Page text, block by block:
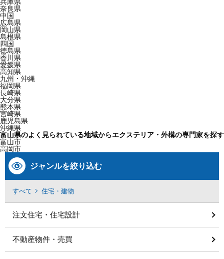
奈良県
中国
広島県
岡山県
島根県
四国
徳島県
香川県
愛媛県
高知県
九州・沖縄
福岡県
長崎県
大分県
熊本県
宮崎県
鹿児島県
沖縄県
富山県のよく見られている地域からエクステリア・外構の専門家を探す
富山市
高岡市
ジャンルを絞り込む
すべて 住宅・建物
注文住宅・住宅設計
不動産物件・売買